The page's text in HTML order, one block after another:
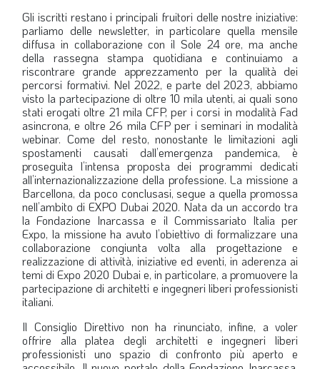
Gli iscritti restano i principali fruitori delle nostre iniziative:
parliamo delle newsletter, in particolare quella mensile
diffusa in collaborazione con il Sole 24 ore, ma anche
della rassegna stampa quotidiana e continuiamo a
riscontrare grande apprezzamento per la qualità dei
percorsi formativi. Nel 2022, e parte del 2023, abbiamo
visto la partecipazione di oltre 10 mila utenti, ai quali sono
stati erogati oltre 21 mila CFP, per i corsi in modalità Fad
asincrona, e oltre 26 mila CFP per i seminari in modalità
webinar. Come del resto, nonostante le limitazioni agli
spostamenti causati dall’emergenza pandemica, è
proseguita l’intensa proposta dei programmi dedicati
all’internazionalizzazione della professione. La missione a
Barcellona, da poco conclusasi, segue a quella promossa
nell’ambito di EXPO Dubai 2020. Nata da un accordo tra
la Fondazione Inarcassa e il Commissariato Italia per
Expo, la missione ha avuto l’obiettivo di formalizzare una
collaborazione congiunta volta alla progettazione e
realizzazione di attività, iniziative ed eventi, in aderenza ai
temi di Expo 2020 Dubai e, in particolare, a promuovere la
partecipazione di architetti e ingegneri liberi professionisti
italiani.
Il Consiglio Direttivo non ha rinunciato, infine, a voler
offrire alla platea degli architetti e ingegneri liberi
professionisti uno spazio di confronto più aperto e